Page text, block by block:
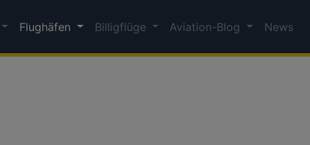
Flughäfen Billigflüge Aviation-Blog News